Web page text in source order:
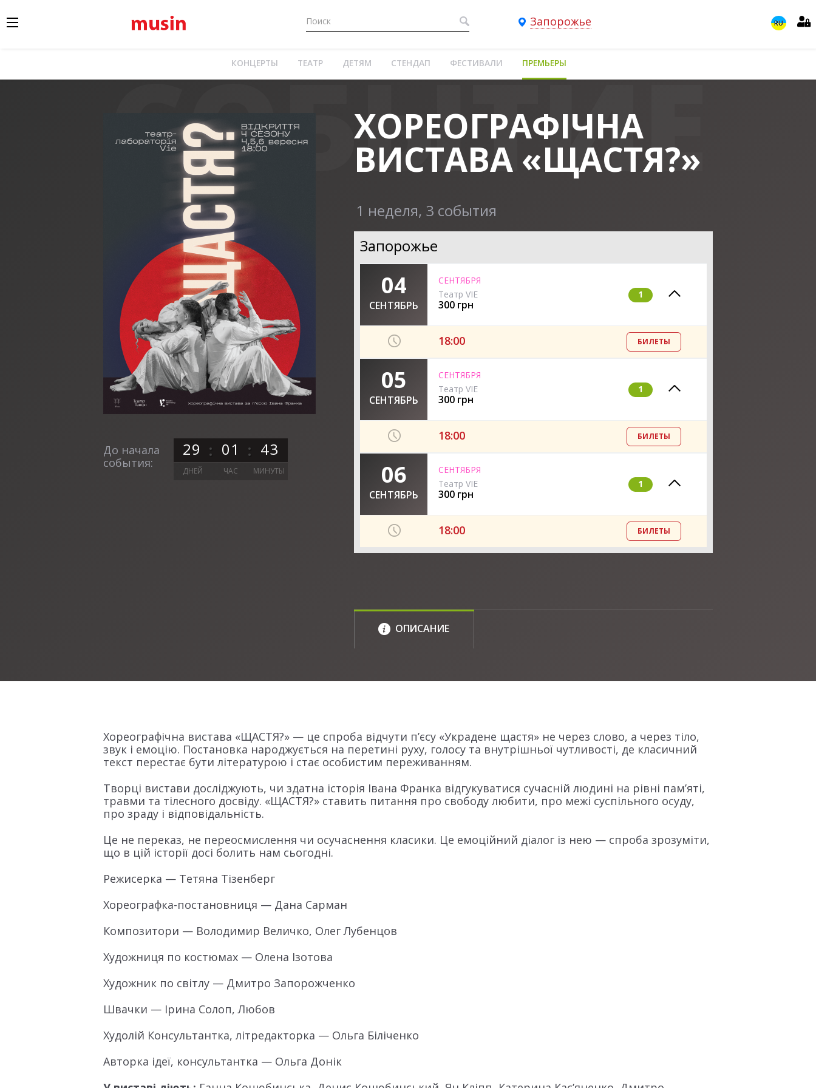
Запорожье RU
КОНЦЕРТЫ ТЕАТР ДЕТЯМ СТЕНДАП ФЕСТИВАЛИ ПРЕМЬЕРЫ
До начала
события:
29 01 43
ДНЕЙ ЧАС МИНУТЫ
ХОРЕОГРАФІЧНА
ВИСТАВА «ЩАСТЯ?»
1 неделя, 3 события
Запорожье
04
СЕНТЯБРЬ
1
СЕНТЯБРЯ
Театр VIE
300 грн
БИЛЕТЫ
18:00
05
СЕНТЯБРЬ
1
СЕНТЯБРЯ
Театр VIE
300 грн
БИЛЕТЫ
18:00
06
СЕНТЯБРЬ
1
СЕНТЯБРЯ
Театр VIE
300 грн
БИЛЕТЫ
18:00
ОПИСАНИЕ
Хореографічна вистава «ЩАСТЯ?» — це спроба відчути пʼєсу «Украдене щастя» не через слово, а через тіло,
звук і емоцію. Постановка народжується на перетині руху, голосу та внутрішньої чутливості, де класичний
текст перестає бути літературою і стає особистим переживанням.
Творці вистави досліджують, чи здатна історія Івана Франка відгукуватися сучасній людині на рівні пам’яті,
травми та тілесного досвіду. «ЩАСТЯ?» ставить питання про свободу любити, про межі суспільного осуду,
про зраду і відповідальність.
Це не переказ, не переосмислення чи осучаснення класики. Це емоційний діалог із нею — спроба зрозуміти,
що в цій історії досі болить нам сьогодні.
Режисерка — Тетяна Тізенберг
Хореографка-постановниця — Дана Сарман
Композитори — Володимир Величко, Олег Лубенцов
Художниця по костюмах — Олена Ізотова
Художник по світлу — Дмитро Запорожченко
Швачки — Ірина Солоп, Любов
Худолій Консультантка, літредакторка — Ольга Біліченко
Авторка ідеї, консультантка — Ольга Донік